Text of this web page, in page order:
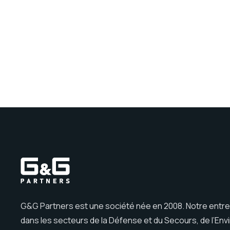
G&G Partners est une société née en 2008. Notre
dans les secteurs de la Défense et du Secours, de